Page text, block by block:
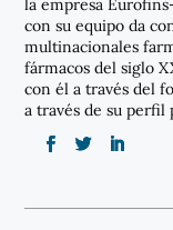
la empresa
con su equipo da
multinacionales
fármacos del siglo
con él a través del
a través de su